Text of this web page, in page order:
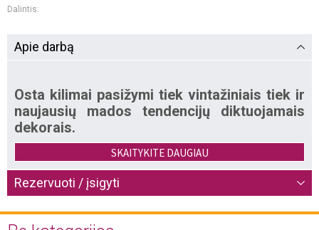
Dalintis:
Apie darbą
Osta kilimai pasižymi tiek vintažiniais tiek ir
naujausių mados tendencijų diktuojamais
dekorais.
Kolekcijose vyrauja švelnūs, grakštūs žemės spalvų
tonai, nuplauto, išblukusio paviršiaus efektą
suteikiantys dekorai. Osta kilimai – autentiški, belgų
pluošto gamyba kilimai. Osta kilimai visame pasaulyje
SKAITYKITE DAUGIAU
Rezervuoti / įsigyti